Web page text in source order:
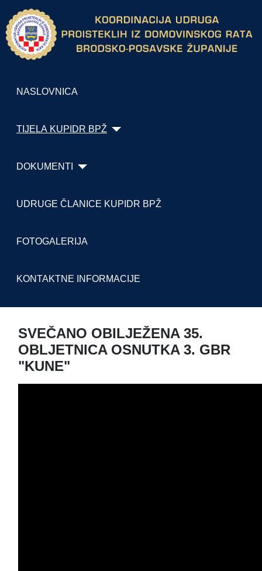
NASLOVNICA
TIJELA KUPIDR BPŽ
DOKUMENTI
UDRUGE ČLANICE KUPIDR BPŽ
FOTOGALERIJA
KONTAKTNE INFORMACIJE
SVEČANO OBILJEŽENA 35.
OBLJETNICA OSNUTKA 3. GBR
"KUNE"